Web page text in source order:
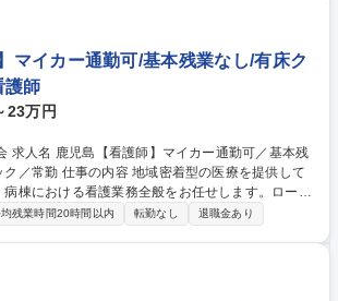
手当と福利厚生
マイカー通勤可/基本残業なし/有床ク
護師
23万円
残
型の医療を提供して
棟における看護業務全般をお任せします。ローテ
すが、ご希望に応じて柔軟に検討可能です。地域医
する看護業務全般 ※今回は常勤として、日勤およ
度）のいずれにも対応可能な方を募集いたしま
均残業時間20時間以内 転勤なし 退職金あり